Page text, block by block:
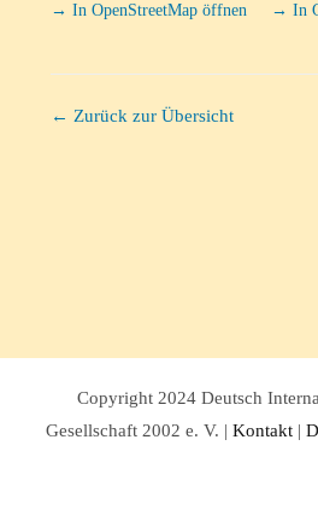
→ In OpenStreetMap öffnen → In
← Zurück zur Übersicht
Copyright 2024 Deutsch
Gesellschaft 2002 e. V. | Kontakt|